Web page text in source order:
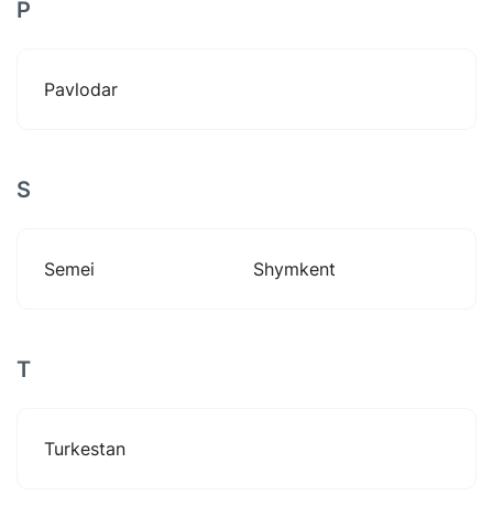
P
Pavlodar
S
Semei Shymkent
T
Turkestan